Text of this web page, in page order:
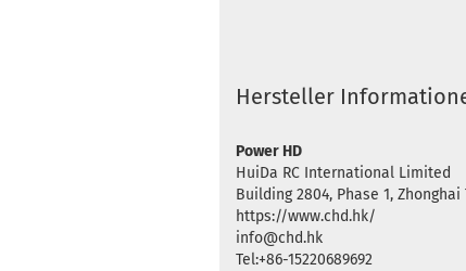
Hersteller
Power HD
HuiDa RC International Limited
Building 2804, Phase 1,
https://www.chd.hk/
info@chd.hk
Tel:+86-15220689692